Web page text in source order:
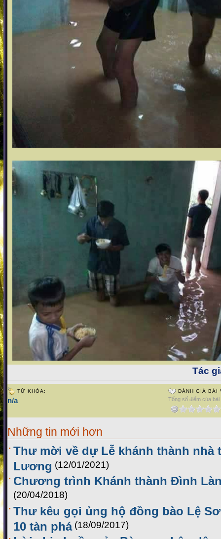
Tác
TỪ KHÓA:
n/a
ĐÁNH GIÁ BÀI
Tổng số điểm của
Những tin mới hơn
Thư mời về dự Lễ khánh thành nhà
Lương (12/01/2021)
Chương trình Khánh thành Đình
(20/04/2018)
Thư kêu gọi ủng hộ đồng bào Lệ
10 tàn phá (18/09/2017)